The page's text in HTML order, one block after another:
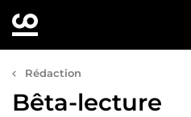
Rédaction
Bêta-lecture